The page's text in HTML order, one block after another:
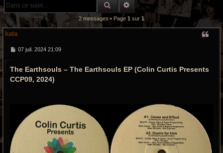
r
c
RECHERCHE GROOVY
RECHERCHE AVANCÉE
2 messages • Page 1 sur 1
kata
M
s
g
07 juil. 2024 21:09
The Earthsouls – The Earthsouls EP (Colin Curtis Presents
CCP09, 2024)